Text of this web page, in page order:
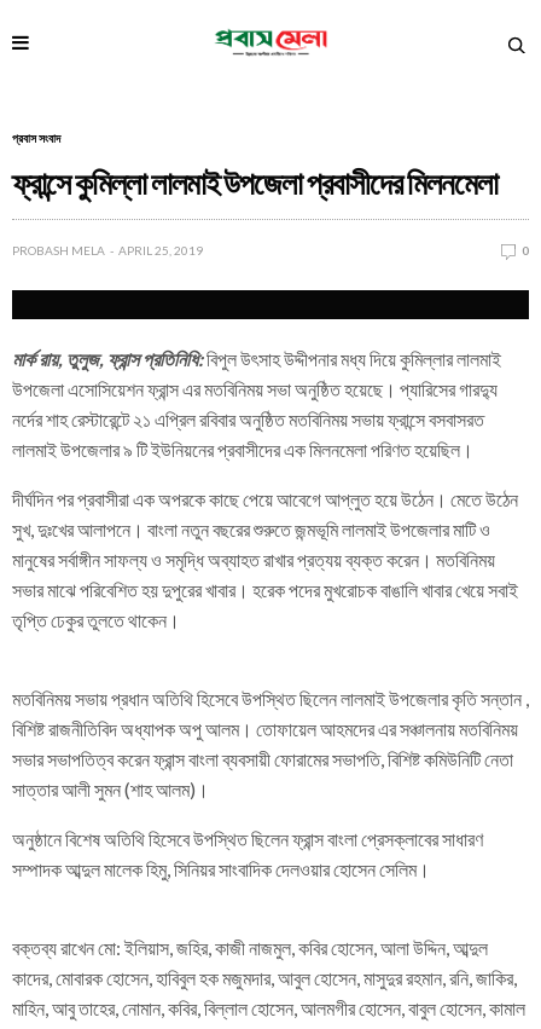
প্রবাস সংবাদ
ফ্রান্সে কুমিল্লা লালমাই উপজেলা প্রবাসীদের মিলনমেলা
PROBASH MELA APRIL 25, 2019 0
মার্ক রায়, তুলুজ, ফ্রান্স প্রতিনিধি:বিপুল উৎসাহ উদ্দীপনার মধ্য দিয়ে কুমিল্লার লালমাই
উপজেলা এসোসিয়েশন ফ্রান্স এর মতবিনিময় সভা অনুষ্ঠিত হয়েছে। প্যারিসের গারদ্যু
নর্দের শাহ রেস্টারেন্টে ২১ এপ্রিল রবিবার অনুষ্ঠিত মতবিনিময় সভায় ফ্রান্সে বসবাসরত
লালমাই উপজেলার ৯ টি ইউনিয়নের প্রবাসীদের এক মিলনমেলা পরিণত হয়েছিল।
দীর্ঘদিন পর প্রবাসীরা এক অপরকে কাছে পেয়ে আবেগে আপ্লুত হয়ে উঠেন। মেতে উঠেন
সুখ, দুঃখের আলাপনে। বাংলা নতুন বছরের শুরুতে জন্মভূমি লালমাই উপজেলার মাটি ও
মানুষের সর্বাঙ্গীন সাফল্য ও সমৃদ্ধি অব্যাহত রাখার প্রত্যয় ব্যক্ত করেন। মতবিনিময়
সভার মাঝে পরিবেশিত হয় দুপুরের খাবার। হরেক পদের মুখরোচক বাঙালি খাবার খেয়ে সবাই
তৃপ্তি ঢেকুর তুলতে থাকেন।
মতবিনিময় সভায় প্রধান অতিথি হিসেবে উপস্থিত ছিলেন লালমাই উপজেলার কৃতি সন্তান ,
বিশিষ্ট রাজনীতিবিদ অধ্যাপক অপু আলম। তোফায়েল আহমদের এর সঞ্চালনায় মতবিনিময়
সভার সভাপতিত্ব করেন ফ্রান্স বাংলা ব্যবসায়ী ফোরামের সভাপতি, বিশিষ্ট কমিউনিটি নেতা
সাত্তার আলী সুমন (শাহ আলম)।
অনুষ্ঠানে বিশেষ অতিথি হিসেবে উপস্থিত ছিলেন ফ্রান্স বাংলা প্রেসক্লাবের সাধারণ
সম্পাদক আব্দুল মালেক হিমু, সিনিয়র সাংবাদিক দেলওয়ার হোসেন সেলিম।
বক্তব্য রাখেন মো: ইলিয়াস, জহির, কাজী নাজমুল, কবির হোসেন, আলা উদ্দিন, আব্দুল
কাদের, মোবারক হোসেন, হাবিবুল হক মজুমদার, আবুল হোসেন, মাসুদুর রহমান, রনি, জাকির,
মাহিন, আবু তাহের, নোমান, কবির, বিল্লাল হোসেন, আলমগীর হোসেন, বাবুল হোসেন, কামাল